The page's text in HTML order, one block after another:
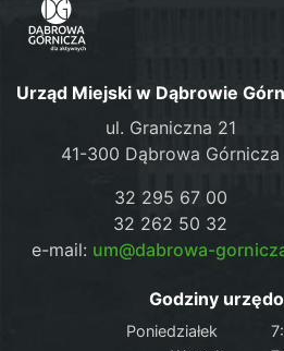
Urząd Miejski w Dąbrowie
ul. Graniczna 21
41-300 Dąbrowa Górnicza
32 295 67 00
32 262 50 32
e-mail: um@dabrowa-
Godziny
Poniedziałek